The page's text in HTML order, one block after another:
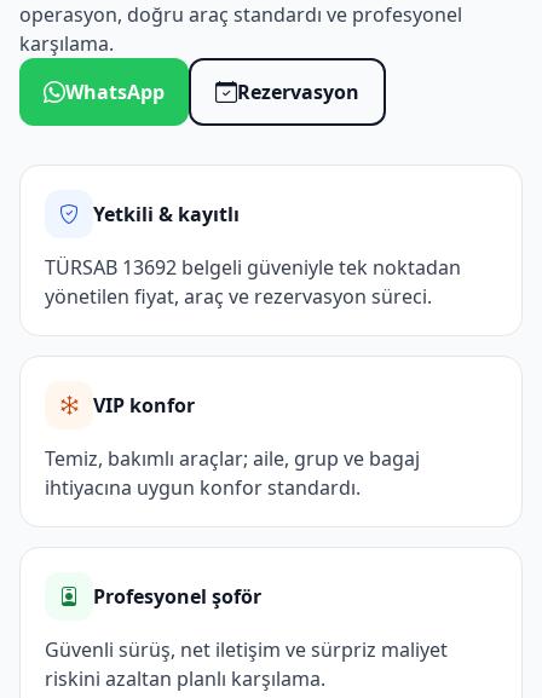
operasyon, doğru araç standardı ve profesyonel
karşılama.
WhatsApp
Rezervasyon
Yetkili & kayıtlı
TÜRSAB 13692 belgeli güveniyle tek noktadan
yönetilen fiyat, araç ve rezervasyon süreci.
VIP konfor
Temiz, bakımlı araçlar; aile, grup ve bagaj
ihtiyacına uygun konfor standardı.
Profesyonel şoför
Güvenli sürüş, net iletişim ve sürpriz maliyet
riskini azaltan planlı karşılama.